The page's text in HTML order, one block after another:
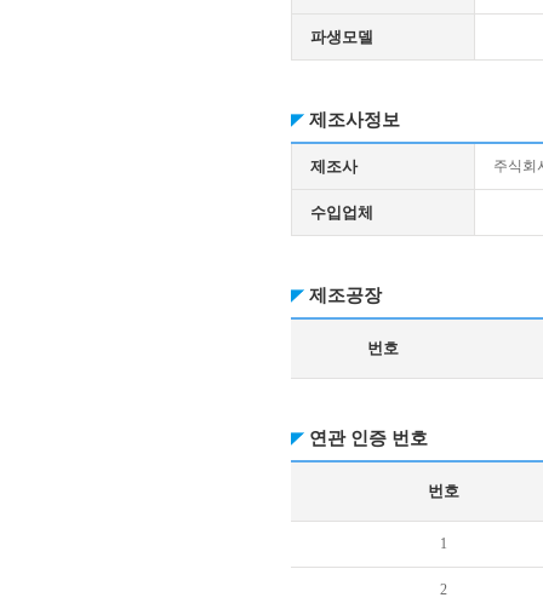
파생모델
제조사정보
제조사 주식회
수입업체
제조공장
번호
연관 인증 번호
번호
1
2